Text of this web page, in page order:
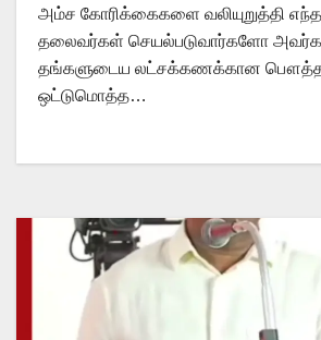
அம்ச கோரிக்கைகளை வலியுறுத்தி
தலைவர்கள் செயல்படுவார்களோ
தங்களுடைய லட்சக்கணக்கான பௌத்த
ஒட்டுமொத்த…